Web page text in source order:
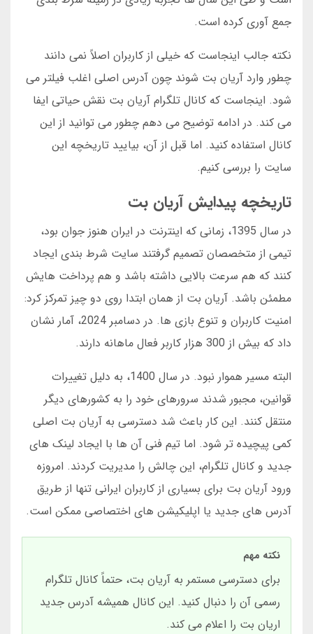
جمع آوری کرده است.
نکته جالب اینجاست که خیلی از کاربران اصلاً نمی دانند
چطور وارد آریان بت شوند چون آدرس اصلی اغلب فیلتر می
شود. اینجاست که کانال تلگرام آریان بت نقش حیاتی ایفا
می کند. در ادامه توضیح می دهم چطور می توانید از این
کانال استفاده کنید. اما قبل از آن، بیایید تاریخچه این
سایت را بررسی کنیم.
تاریخچه پیدایش آریان بت
در سال 1395، زمانی که اینترنت در ایران هنوز جوان بود،
تیمی از متخصصان تصمیم گرفتند سایت شرط بندی ایجاد
کنند که هم سرعت بالایی داشته باشد و هم پرداخت هایش
مطمئن باشد. آریان بت از همان ابتدا روی دو چیز تمرکز کرد:
امنیت کاربران و تنوع بازی ها. در دسامبر 2024، آمار نشان
داد که بیش از 300 هزار کاربر فعال ماهانه دارند.
البته مسیر هموار نبود. در سال 1400، به دلیل تغییرات
قوانین، مجبور شدند سرورهای خود را به کشورهای دیگر
منتقل کنند. این کار باعث شد دسترسی به آریان بت اصلی
کمی پیچیده تر شود. اما تیم فنی آن ها با ایجاد لینک های
جدید و کانال تلگرام، این چالش را مدیریت کردند. امروزه
ورود آریان بت برای بسیاری از کاربران ایرانی تنها از طریق
آدرس های جدید یا اپلیکیشن های اختصاصی ممکن است.
نکته مهم
برای دسترسی مستمر به آریان بت، حتماً کانال تلگرام
رسمی آن را دنبال کنید. این کانال همیشه آدرس جدید
اریان بت را اعلام می کند.